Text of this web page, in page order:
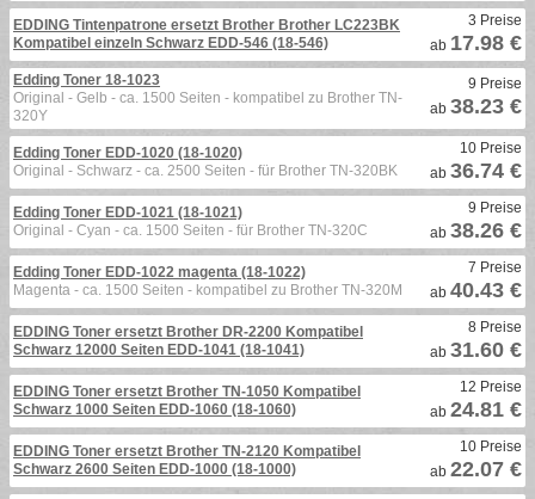
EDDING Tintenpatrone ersetzt Brother Brother LC223BK
Kompatibel einzeln Schwarz EDD-546 (18-546)
3 Preise
ab 17.98 €
Edding Toner 18-1023
Original - Gelb - ca. 1500 Seiten - kompatibel zu Brother TN-
320Y
9 Preise
ab 38.23 €
Edding Toner EDD-1020 (18-1020)
Original - Schwarz - ca. 2500 Seiten - für Brother TN-320BK
10 Preise
ab 36.74 €
Edding Toner EDD-1021 (18-1021)
Original - Cyan - ca. 1500 Seiten - für Brother TN-320C
9 Preise
ab 38.26 €
Edding Toner EDD-1022 magenta (18-1022)
Magenta - ca. 1500 Seiten - kompatibel zu Brother TN-320M
7 Preise
ab 40.43 €
EDDING Toner ersetzt Brother DR-2200 Kompatibel
Schwarz 12000 Seiten EDD-1041 (18-1041)
8 Preise
ab 31.60 €
EDDING Toner ersetzt Brother TN-1050 Kompatibel
Schwarz 1000 Seiten EDD-1060 (18-1060)
12 Preise
ab 24.81 €
EDDING Toner ersetzt Brother TN-2120 Kompatibel
Schwarz 2600 Seiten EDD-1000 (18-1000)
10 Preise
ab 22.07 €